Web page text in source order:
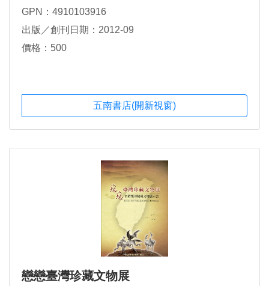
GPN：4910103916
出版／創刊日期：2012-09
價格：500
五南書店(開新視窗)
戀戀臺灣珍藏文物展